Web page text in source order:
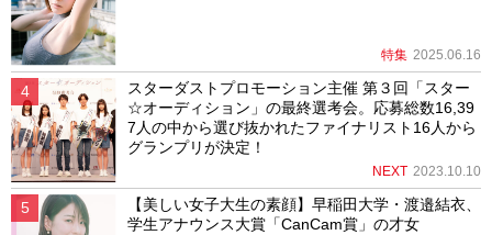
特集 2025.06.16
スターダストプロモーション主催 第３回「スター
☆オーディション」の最終選考会。応募総数16,39
7人の中から選び抜かれたファイナリスト16人から
グランプリが決定！
NEXT 2023.10.10
【美しい女子大生の素顔】早稲田大学・渡邉結衣、
学生アナウンス大賞「CanCam賞」の才女